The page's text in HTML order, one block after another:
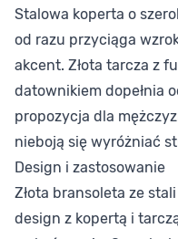
Stalowa koperta o
od razu przyciąga
akcent. Złota tarcza z
datownikiem dopełnia
propozycja dla
nieboją się wyróżniać
Design i zastosowanie
Złota bransoleta ze
design z kopertą i